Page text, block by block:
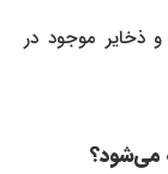
و ذخایر موجود در
می‌شود؟